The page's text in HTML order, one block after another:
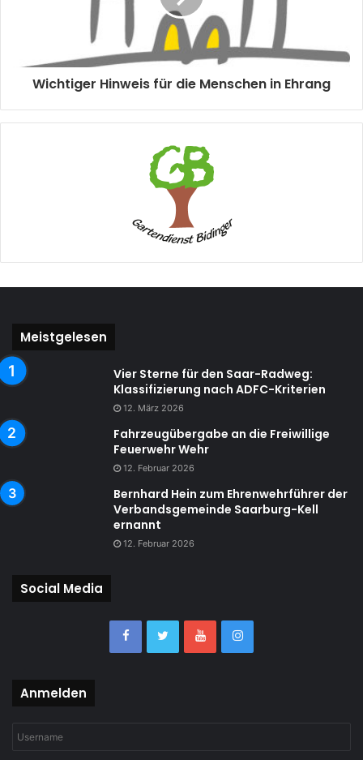
Wichtiger Hinweis für die Menschen in Ehrang
Meistgelesen
Vier Sterne für den Saar-Radweg:
Klassifizierung nach ADFC-Kriterien
12. März 2026
Fahrzeugübergabe an die Freiwillige
Feuerwehr Wehr
12. Februar 2026
Bernhard Hein zum Ehrenwehrführer der
Verbandsgemeinde Saarburg-Kell
ernannt
12. Februar 2026
Social Media
Anmelden